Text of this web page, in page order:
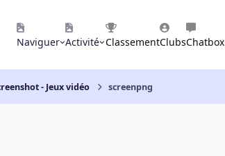
Naviguer Activité ClassementClubsChatbox
- Jeux vidéo screenpng